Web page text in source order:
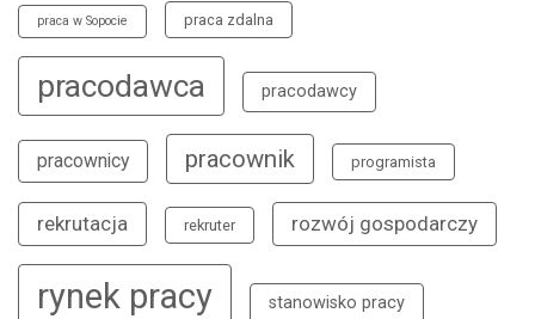
praca w Sopocie praca zdalna
pracodawca pracodawcy
pracownicy pracownik programista
rekrutacja rekruter rozwój gospodarczy
rynek pracy stanowisko pracy